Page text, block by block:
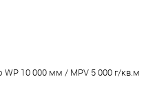
WP 10 000 мм / MPV 5 000 г/кв.м